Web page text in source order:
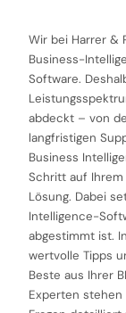
Wir bei Harrer &
Business-
Software.
abdeckt – von
langfristigen
Business
Schritt auf
Lösung. Dabei
Intelligence-
abgestimmt ist.
wertvolle Tipps
Beste aus Ihrer
Experten stehen